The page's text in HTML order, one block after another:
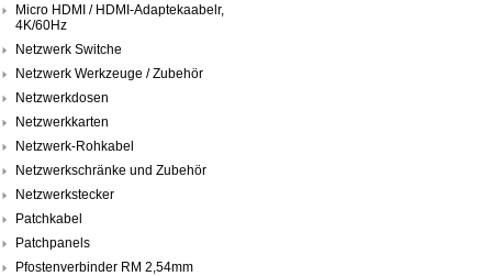
Micro HDMI / HDMI-Adaptekaabelr,
4K/60Hz
Netzwerk Switche
Netzwerk Werkzeuge / Zubehör
Netzwerkdosen
Netzwerkkarten
Netzwerk-Rohkabel
Netzwerkschränke und Zubehör
Netzwerkstecker
Patchkabel
Patchpanels
Pfostenverbinder RM 2,54mm